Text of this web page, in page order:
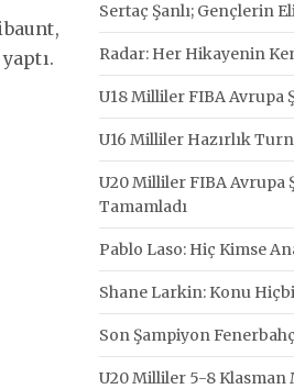
Sertaç Şanlı; Gençlerin
Radar: Her Hikayenin
U18 Milliler FIBA Avrupa
U16 Milliler Hazırlık
U20 Milliler FIBA Avrupa
Tamamladı
Pablo Laso: Hiç Kimse
Shane Larkin: Konu
Son Şampiyon
U20 Milliler 5-8 Klasman